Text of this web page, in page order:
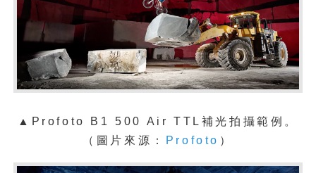
▲ Profoto B1 500 Air TTL補光拍攝範例。
（圖片來源：
Profoto ）